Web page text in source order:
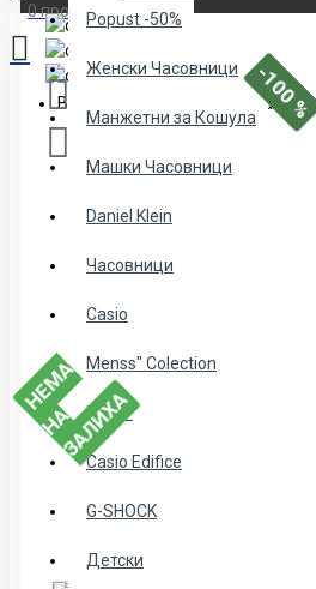
Popust -50%
Женски Часовници
Манжетни за Кошула
Машки Часовници
Daniel Klein
Часовници
Casio
Menss" Colection
NAKIT
Casio Edifice
G-SHOCK
Детски
0 продукт(и) - 0den
Вашата кошничка е празна!-100 %
Н
Е
М
А
Н
А
З
А
Л
И
Х
А